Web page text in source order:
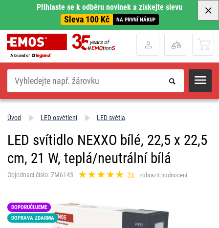
Přihlaste se k odběru novinek a získejte slevu
Sleva 100 Kč NA PRVNÍ NÁKUP
Hledat
Úvod LED osvětlení LED světla
LED svítidlo NEXXO bílé, 22,5 x 22,5
cm, 21 W, teplá/neutrální bílá
Objednací číslo: ZM6143 3x zobrazit hodnocení
DOPORUČUJEME
DOPRAVA ZDARMA